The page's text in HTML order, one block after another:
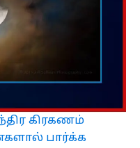
கிரகணம்
பார்க்க